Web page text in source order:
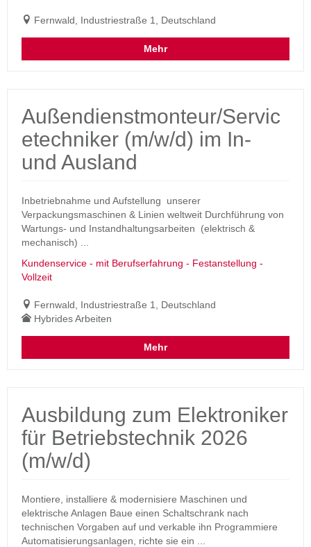
Fernwald, Industriestraße 1, Deutschland
Mehr
Außendienstmonteur/Servic
etechniker (m/w/d) im In-
und Ausland
Inbetriebnahme und Aufstellung unserer
Verpackungsmaschinen & Linien weltweit Durchführung von
Wartungs- und Instandhaltungsarbeiten (elektrisch &
mechanisch) ...
Kundenservice - mit Berufserfahrung - Festanstellung -
Vollzeit
Fernwald, Industriestraße 1, Deutschland
Hybrides Arbeiten
Mehr
Ausbildung zum Elektroniker
für Betriebstechnik 2026
(m/w/d)
Montiere, installiere & modernisiere Maschinen und
elektrische Anlagen Baue einen Schaltschrank nach
technischen Vorgaben auf und verkable ihn Programmiere
Automatisierungsanlagen, richte sie ein ...